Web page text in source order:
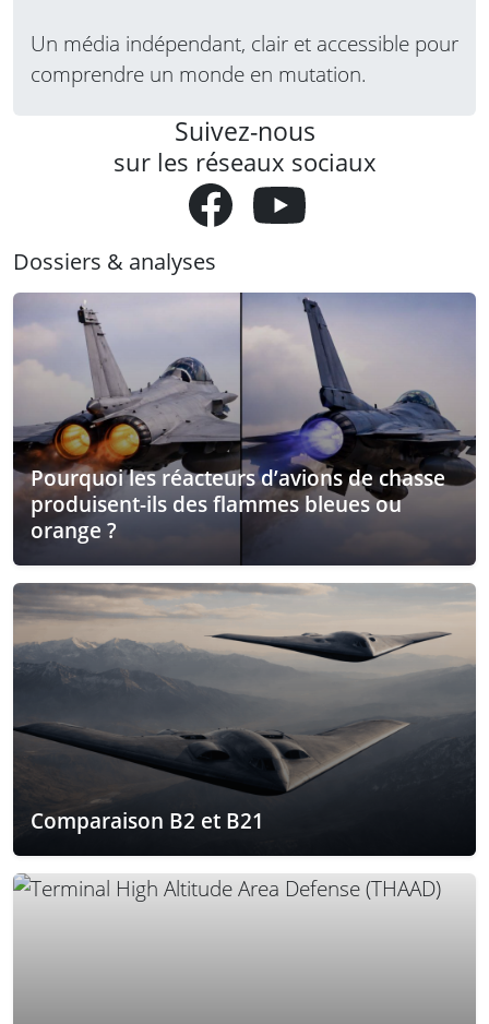
Un média indépendant, clair et accessible pour
comprendre un monde en mutation.
Suivez-nous
sur les réseaux sociaux
Dossiers & analyses
Pourquoi les réacteurs d’avions de chasse
produisent-ils des flammes bleues ou
orange ?
Comparaison B2 et B21